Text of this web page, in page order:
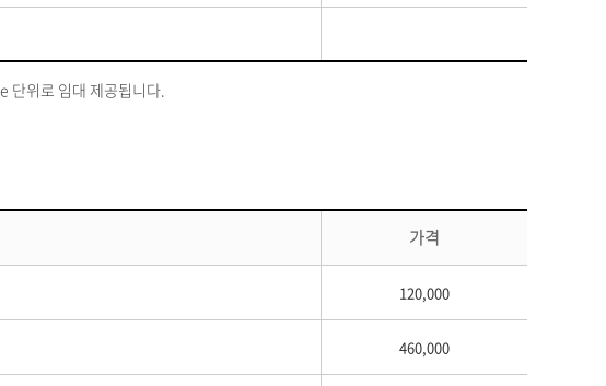
단위로 임대 제공됩니다.
가격
120,000
460,000